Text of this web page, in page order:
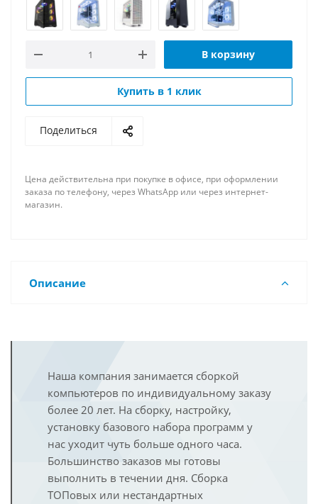
В корзину
Купить в 1 клик
Поделиться
Цена действительна при покупке в офисе, при оформлении
заказа по телефону, через WhatsApp или через интернет-
магазин.
Описание
Наша компания занимается сборкой
компьютеров по индивидуальному заказу
более 20 лет. На сборку, настройку,
установку базового набора программ у
нас уходит чуть больше одного часа.
Большинство заказов мы готовы
выполнить в течении дня. Сборка
ТОПовых или нестандартных